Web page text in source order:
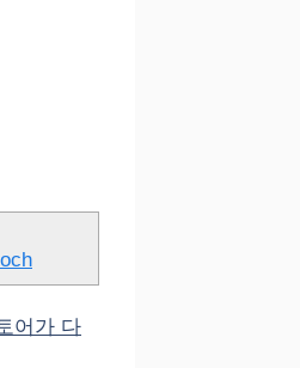
어가 다